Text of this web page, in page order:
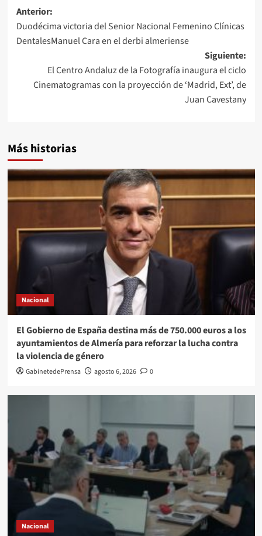
Navegación
de
entradas
Anterior:
Duodécima victoria del Senior Nacional Femenino Clínicas
DentalesManuel Cara en el derbi almeriense
Siguiente:
El Centro Andaluz de la Fotografía inaugura el ciclo
Cinematogramas con la proyección de ‘Madrid, Ext’, de
Juan Cavestany
Más historias
Nacional
El Gobierno de España destina más de 750.000 euros a los
ayuntamientos de Almería para reforzar la lucha contra
la violencia de género
GabinetedePrensa agosto 6, 2026 0
Nacional